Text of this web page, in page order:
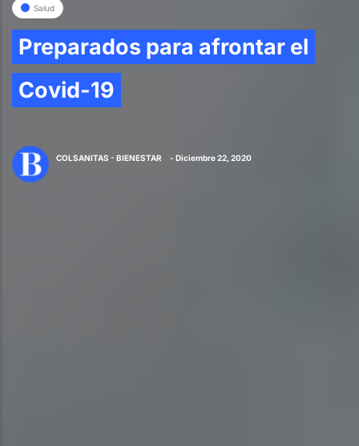
Salud
Preparados para afrontar el
Covid-19
COLSANITAS - BIENESTAR - Diciembre 22, 2020